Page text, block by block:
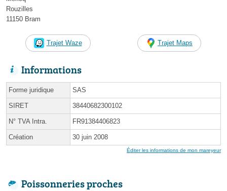
Rouzilles
11150 Bram
Trajet Waze Trajet Maps
Informations
Forme juridique SAS
SIRET 38440682300102
N° TVA Intra. FR91384406823
Création 30 juin 2008
Éditer les informations de mon mareyeur
Poissonneries proches